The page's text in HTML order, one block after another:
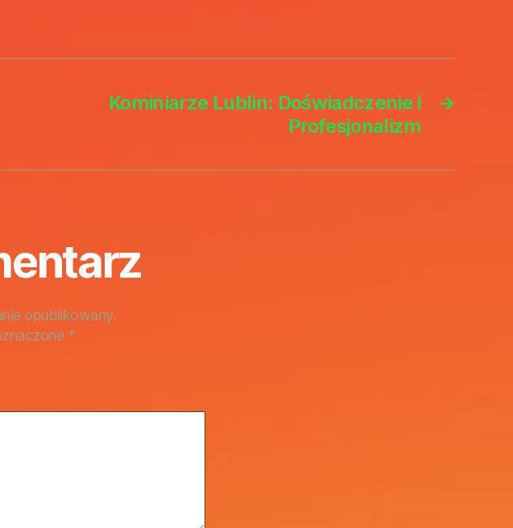
→
Kominiarze Lublin: Doświadczenie i
Profesjonalizm
opublikowany.
*